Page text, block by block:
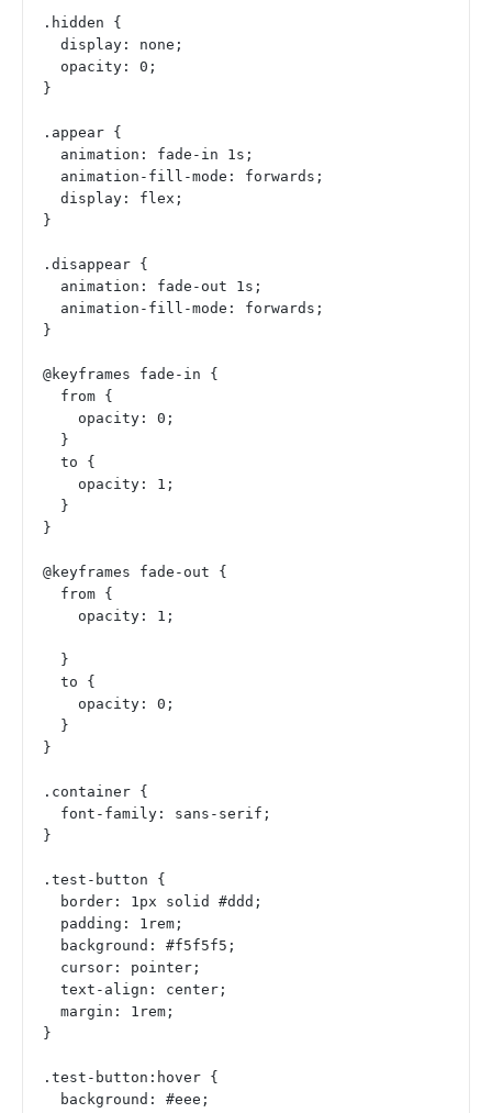
.hidden {
  display: none;
  opacity: 0;
}
.appear {
  animation: fade-in 1s;
  animation-fill-mode: forwards;
  display: flex;
}
.disappear {
  animation: fade-out 1s;
  animation-fill-mode: forwards;
}
@keyframes fade-in {
  from {
    opacity: 0;
  }
  to {
    opacity: 1;
  }
}
@keyframes fade-out {
  from {
    opacity: 1;
  }
  to {
    opacity: 0;
  }
}
.container {
  font-family: sans-serif;
}
.test-button {
  border: 1px solid #ddd;
  padding: 1rem;
  background: #f5f5f5;
  cursor: pointer;
  text-align: center;
  margin: 1rem;
}
.test-button:hover {
  background: #eee;